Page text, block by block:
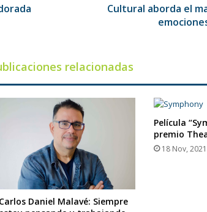
Cultural aborda el
relacionadas
Carlos Daniel Malavé: Siempre
Película
premio
18 Nov, 2021